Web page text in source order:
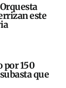
este
por 150
que